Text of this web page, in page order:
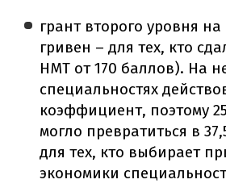
грант второго уровня на
гривен – для тех, кто
НМТ от 170 баллов). На
специальностях
коэффициент, поэтому
могло превратиться в
для тех, кто выбирает
экономики